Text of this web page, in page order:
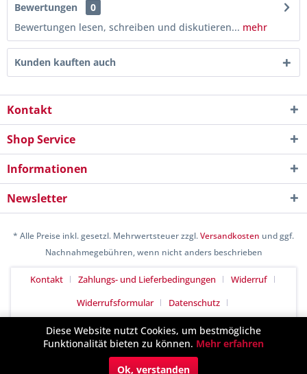
Bewertungen
0
Bewertungen lesen, schreiben und diskutieren... mehr
Kunden kauften auch
Kontakt
Shop Service
Informationen
Newsletter
* Alle Preise inkl. gesetzl. Mehrwertsteuer zzgl.Versandkosten und ggf.
Nachnahmegebühren, wenn nicht anders beschrieben
Kontakt Zahlungs- und Lieferbedingungen
Widerruf
Widerrufsformular
Datenschutz
Allgemeine Geschäftsbedingungen
Impressum
Realisiert mit Shopware
Diese Website nutzt Cookies, um bestmögliche
Funktionalität bieten zu können. Mehr erfahren
Ok, verstanden